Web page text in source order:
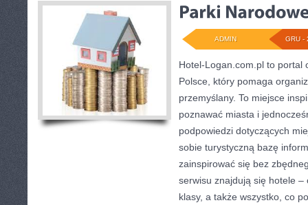
GRU -
ADMIN
Hotel-Logan.com.pl to portal
Polsce, który pomaga
przemyślany. To miejsce
poznawać miasta i
podpowiedzi dotyczących
sobie turystyczną bazę
zainspirować się bez
serwisu znajdują się hotele
klasy, a także wszystko, co